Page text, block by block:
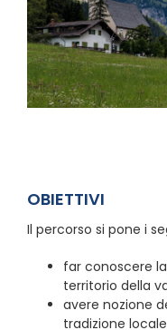
OBIETTIVI
Il percorso si pone i
far conoscere
territorio della
avere nozione
tradizione